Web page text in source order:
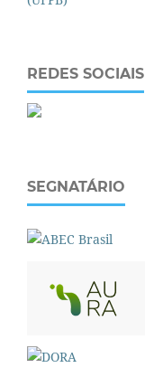
REDES SOCIAIS
SEGNATÁRIO